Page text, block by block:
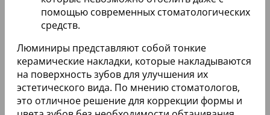
Показания к применению
Люминиры имеют следующие показания к
применению:
Наличие трещин, сколов и других
повреждений на зубах, возникших в